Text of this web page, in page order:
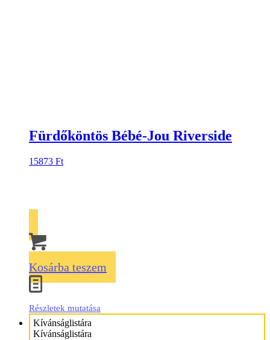
Fürdőköntös Bébé-Jou Riverside
15873 Ft
Kosárba teszem
Részletek mutatása
Kívánságlistára
Kívánságlistára